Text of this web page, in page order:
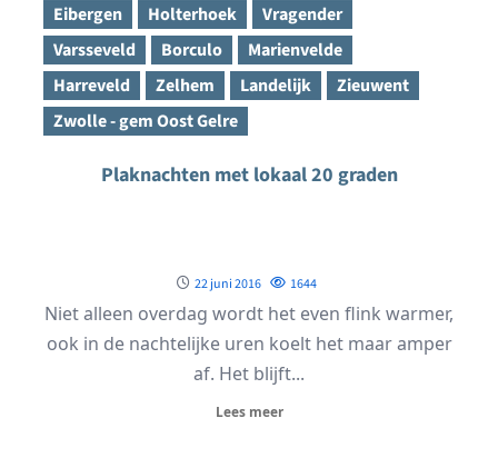
Eibergen
Holterhoek
Vragender
Varsseveld
Borculo
Marienvelde
Harreveld
Zelhem Landelijk
Zieuwent
Zwolle - gem Oost Gelre
Plaknachten met lokaal 20 graden
22 juni 2016 1644
Niet alleen overdag wordt het even flink warmer,
ook in de nachtelijke uren koelt het maar amper
af. Het blijft...
Lees meer